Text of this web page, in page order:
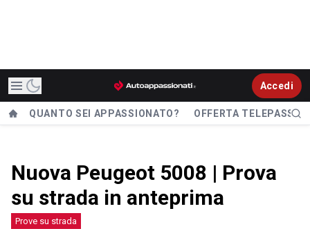
Accedi
QUANTO SEI APPASSIONATO? OFFERTA TELEPASS
Nuova Peugeot 5008 | Prova
su strada in anteprima
Prove su strada